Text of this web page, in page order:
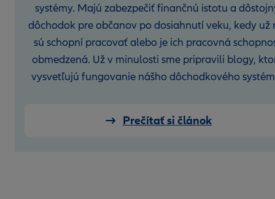
systémy. Majú zabezpečiť finančnú istotu a
dôchodok pre občanov po dosiahnutí veku, kedy už
sú schopní pracovať alebo je ich pracovná
obmedzená. Už v minulosti sme pripravili blogy,
vysvetľujú fungovanie nášho dôchodkového
Prečítať si článok